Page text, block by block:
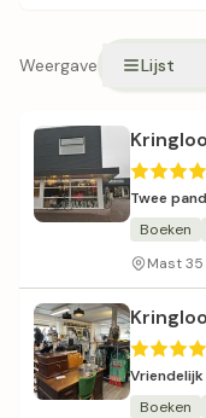
Weergave Lijst
Twee
aanbod.
Boeken
Mast 35
variërend
Boeken